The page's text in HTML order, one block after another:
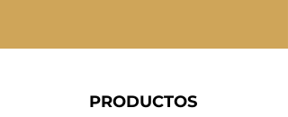
PRODUCTOS